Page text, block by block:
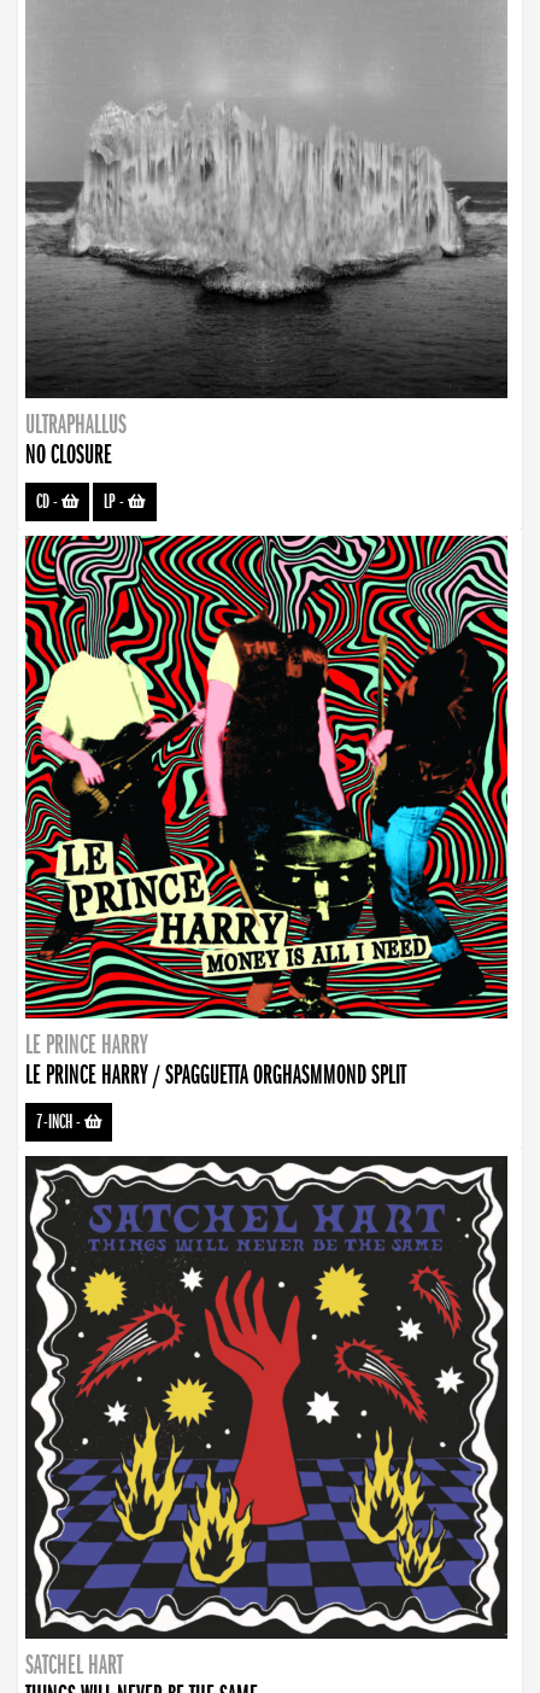
ULTRAPHALLUS
NO CLOSURE
CD- LP-
LE PRINCE HARRY
LE PRINCE HARRY / SPAGGUETTA ORGHASMMOND SPLIT
7-INCH-
SATCHEL HART